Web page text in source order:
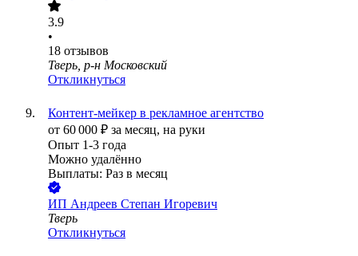
3.9
•
18 отзывов
Тверь, р-н Московский
Откликнуться
Контент-мейкер в рекламное агентство
от 60 000 ₽ за месяц, на руки
Опыт 1-3 года
Можно удалённо
Выплаты: Раз в месяц
ИП Андреев Степан Игоревич
Тверь
Откликнуться